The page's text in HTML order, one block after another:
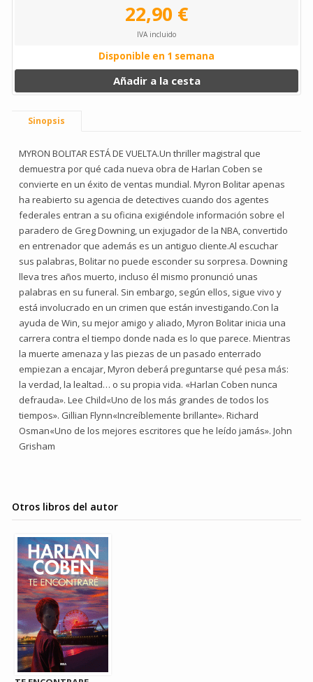
22,90 €
IVA incluido
Disponible en 1 semana
Añadir a la cesta
Sinopsis
MYRON BOLITAR ESTÁ DE VUELTA.Un thriller magistral que
demuestra por qué cada nueva obra de Harlan Coben se
convierte en un éxito de ventas mundial. Myron Bolitar apenas
ha reabierto su agencia de detectives cuando dos agentes
federales entran a su oficina exigiéndole información sobre el
paradero de Greg Downing, un exjugador de la NBA, convertido
en entrenador que además es un antiguo cliente.Al escuchar
sus palabras, Bolitar no puede esconder su sorpresa. Downing
lleva tres años muerto, incluso él mismo pronunció unas
palabras en su funeral. Sin embargo, según ellos, sigue vivo y
está involucrado en un crimen que están investigando.Con la
ayuda de Win, su mejor amigo y aliado, Myron Bolitar inicia una
carrera contra el tiempo donde nada es lo que parece. Mientras
la muerte amenaza y las piezas de un pasado enterrado
empiezan a encajar, Myron deberá preguntarse qué pesa más:
la verdad, la lealtad… o su propia vida. «Harlan Coben nunca
defrauda». Lee Child«Uno de los más grandes de todos los
tiempos». Gillian Flynn«Increíblemente brillante». Richard
Osman«Uno de los mejores escritores que he leído jamás». John
Grisham
Otros libros del autor